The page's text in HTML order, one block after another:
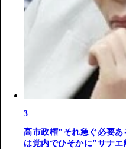
3
高市政権"それ急ぐ必要
は党内でひそかに"サナ